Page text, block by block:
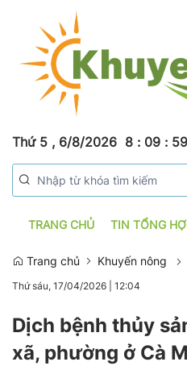
Thứ 5 , 6/8/2026 8 : 10 00
TRANG CHỦ TIN TỔNG
Trang chủ
Khuyến nông
Thứ sáu, 17/04/2026 12:04
Dịch bệnh thủy
xã, phường ở Cà